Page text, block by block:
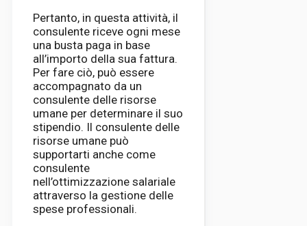
Pertanto, in questa attività, il
consulente riceve ogni mese
una busta paga in base
all’importo della sua fattura.
Per fare ciò, può essere
accompagnato da un
consulente delle risorse
umane per determinare il suo
stipendio. Il consulente delle
risorse umane può
supportarti anche come
consulente
nell’ottimizzazione salariale
attraverso la gestione delle
spese professionali.